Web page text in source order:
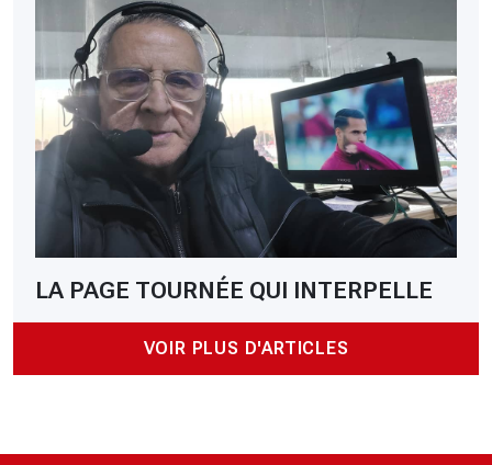
LA PAGE TOURNÉE QUI INTERPELLE
VOIR PLUS D'ARTICLES